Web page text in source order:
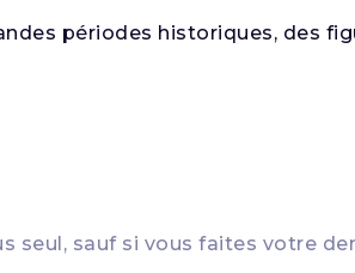
périodes historiques, des
seul, sauf si vous faites votre